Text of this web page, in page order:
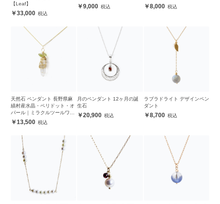
【Leaf】
33,000
9,000 8,000
天然石 ペンダント 長野県麻
績村産水晶・ペリドット・オ
パール｜ミラクルツールワイ
ヤーワーク アイデンティティ
13,500
月のペンダント 12ヶ月の誕
生石
20,900
ラブラドライト デザインペン
ダント
8,700